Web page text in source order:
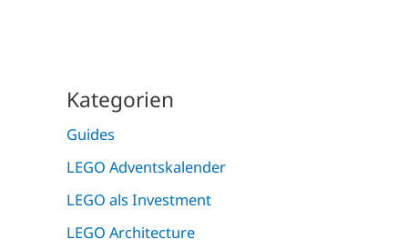
Kategorien
Guides
LEGO Adventskalender
LEGO als Investment
LEGO Architecture